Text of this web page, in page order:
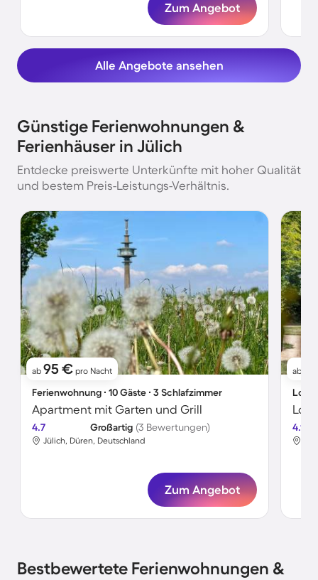
Zum Angebot
Alle Angebote ansehen
Günstige Ferienwohnungen &
Ferienhäuser in Jülich
Entdecke preiswerte Unterkünfte mit hoher Qualität
und bestem Preis-Leistungs-Verhältnis.
ab 95 € pro Nacht
Ferienwohnung ∙ 10 Gäste ∙ 3 Schlafzimmer
Apartment mit Garten und Grill
4.7 Großartig (3 Bewertungen)
Jülich, Düren, Deutschland
Zum Angebot
ab
4.1
Bestbewertete Ferienwohnungen &